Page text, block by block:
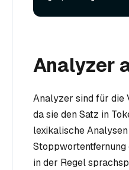
Analyzer
Analyzer sind für die
da sie den Satz in
lexikalische
in der Regel